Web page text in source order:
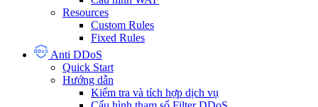
Resources
Custom Rules
Fixed Rules
Anti DDoS
Quick Start
Hướng dẫn
Kiểm tra và tích hợp dịch vụ